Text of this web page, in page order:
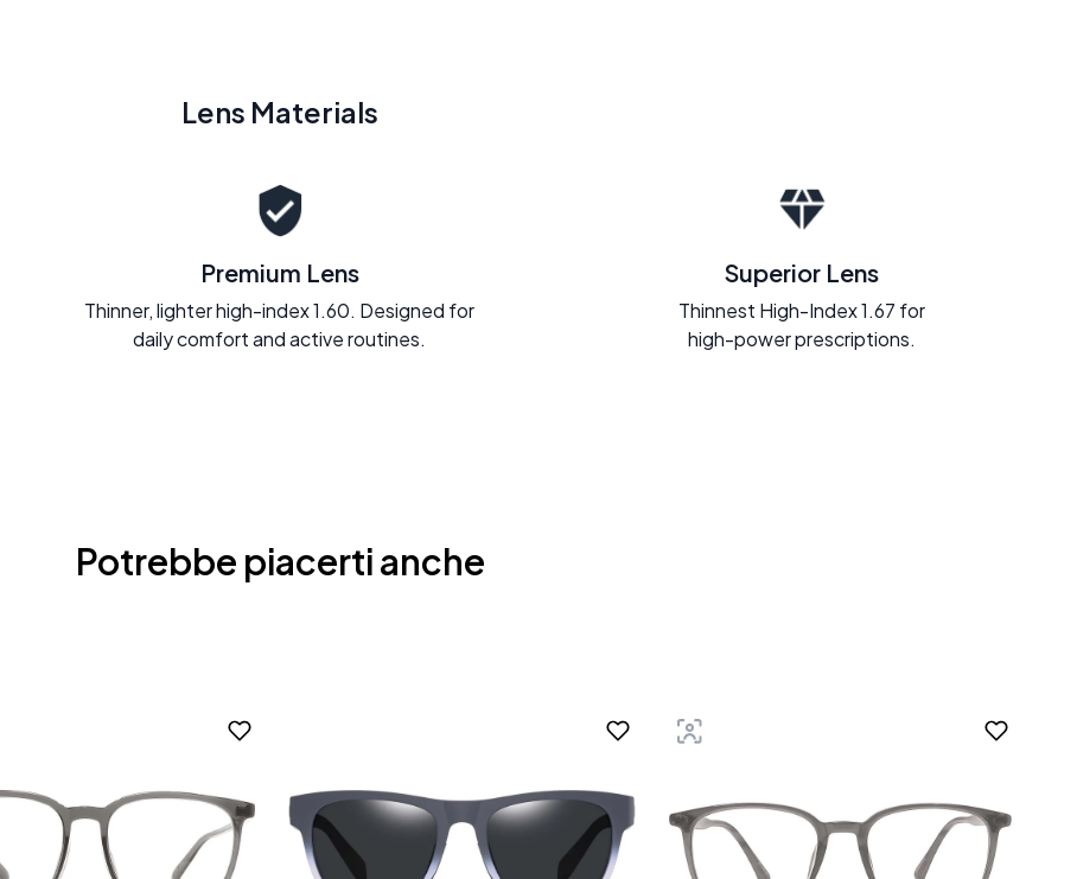
Lens Materials
Premium Lens
Thinner, lighter high-index 1.60. Designed for
daily comfort and active routines.
Superior Lens
Thinnest High-Index 1.67 for
high-power prescriptions.
Potrebbe piacerti anche